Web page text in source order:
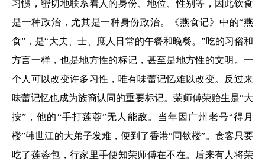
习惯，密切地联系着人的身份、地位、性别等，因此饮食
是一种政治，尤其是一种身份政治。《燕食记》中的“燕
食”，是“大夫、士、庶人日常的午餐和晚餐。”吃的习俗和
方言一样，也是地方性的标记，甚至是地方性的文明。一
个人可以改变许多习性，唯有味蕾记忆难以改变。反过来
味蕾记忆也成为族裔认同的重要标记。荣师傅荣贻生是“大
按”，他的“手打莲蓉”无人能敌。当年因广州老号“得月
楼”韩世江的大弟子发难，便到了香港“同钦楼”。食客只要
吃了莲蓉包，行家里手便知荣师傅在不在。后来有人将荣